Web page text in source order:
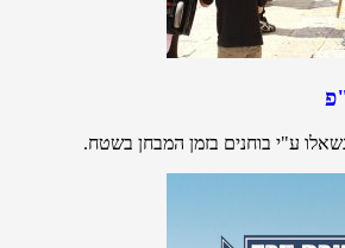
ע"י בוחנים בזמן המבחן בשטח.